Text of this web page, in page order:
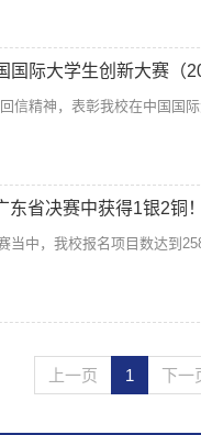
国际大学生创新大赛（
精神，表彰我校在中国
省决赛中获得1银2铜！
中，我校报名项目数达到
上一页 1 下一